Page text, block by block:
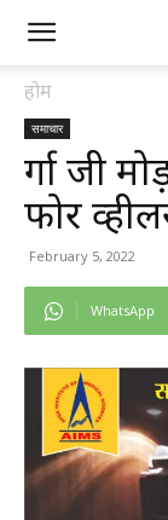
होम
समाचार
दुर्गा जी
फोर
February 5, 2022
WhatsApp